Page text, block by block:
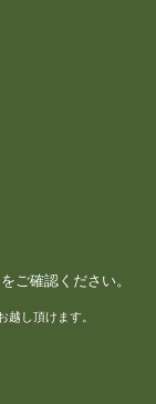
をご確認ください。
し頂けます。